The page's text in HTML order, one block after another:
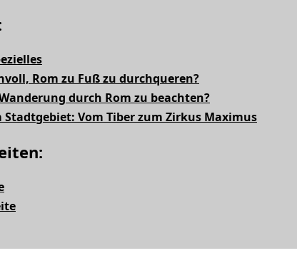
Rom zu Fuß zu durchqueren?
durch Rom zu beachten?
Vom Tiber zum Zirkus Maximus